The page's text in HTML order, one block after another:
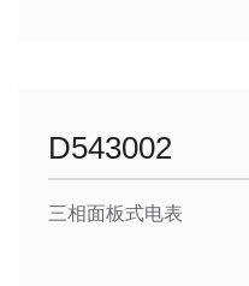
D543002
三相面板式电表